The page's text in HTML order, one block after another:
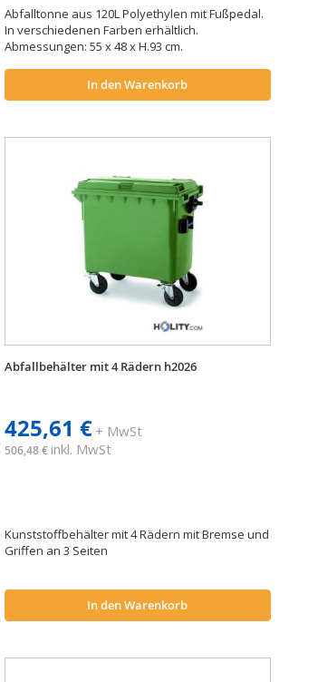
Abfalltonne aus 120L Polyethylen mit Fußpedal.
In verschiedenen Farben erhältlich.
Abmessungen: 55 x 48 x H.93 cm.
In den Warenkorb
Abfallbehälter mit 4 Rädern h2026
425,61 €+ MwSt
506,48 € inkl. MwSt
Kunststoffbehälter mit 4 Rädern mit Bremse und
Griffen an 3 Seiten
In den Warenkorb